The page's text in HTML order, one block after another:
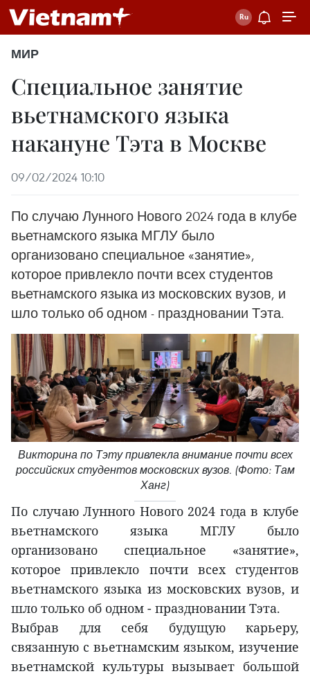
МИР
Специальное занятие
вьетнамского языка
накануне Тэта в Москве
09/02/2024 10:10
По случаю Лунного Нового 2024 года в клубе
вьетнамского языка МГЛУ было
организовано специальное «занятие»,
которое привлекло почти всех студентов
вьетнамского языка из московских вузов, и
шло только об одном - праздновании Тэта.
Викторина по Тэту привлекла внимание почти всех
российских студентов московских вузов. (Фото: Там
Ханг)
По случаю Лунного Нового 2024 года в клубе
вьетнамского языка МГЛУ было
организовано специальное «занятие»,
которое привлекло почти всех студентов
вьетнамского языка из московских вузов, и
шло только об одном - праздновании Тэта.
Выбрав для себя будущую карьеру,
связанную с вьетнамским языком, изучение
вьетнамской культуры вызывает большой